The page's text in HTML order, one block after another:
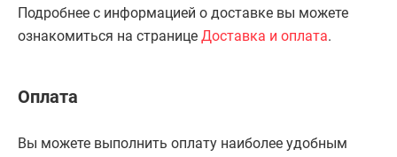
Подробнее с информацией о доставке вы можете
ознакомиться на странице Доставка и оплата.
Оплата
Вы можете выполнить оплату наиболее удобным